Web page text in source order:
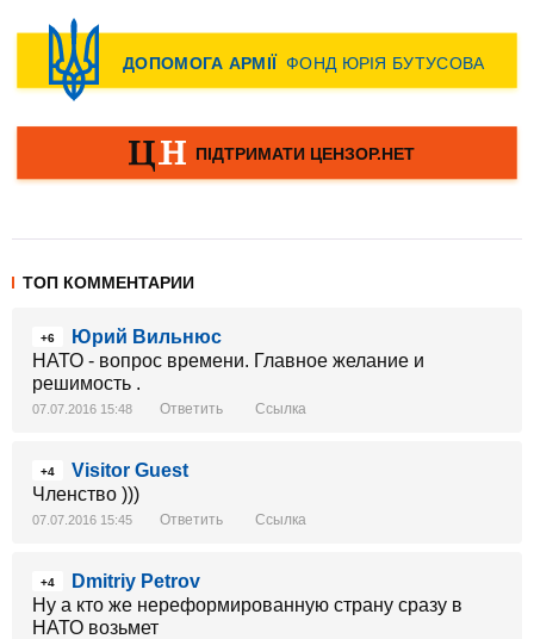
ТОП КОММЕНТАРИИ
+6
Юрий Вильнюс
НАТО - вопрос времени. Главное желание и
решимость .
07.07.2016 15:48 Ответить Ссылка
+4
Visitor Guest
Членство )))
07.07.2016 15:45 Ответить Ссылка
+4
Dmitriy Petrov
Ну а кто же нереформированную страну сразу в
НАТО возьмет